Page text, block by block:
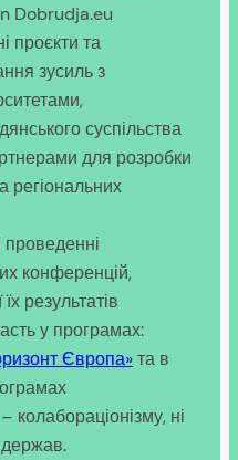
Dobrudja.eu
проєкти та
зусиль з
суспільства
для розробки
регіональних
проведенні
конференцій,
їх результатів
у програмах:
Європа»та в
колабораціонізму, ні
держав.